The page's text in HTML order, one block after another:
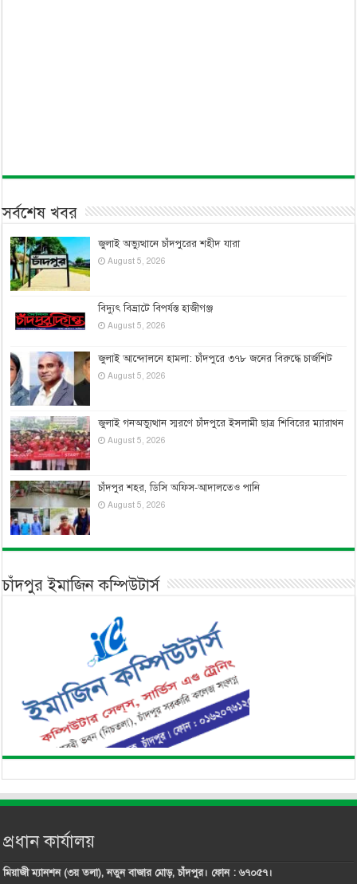
সর্বশেষ খবর
জুলাই অভ্যুত্থানে চাঁদপুরের শহীদ যারা
August 5, 2026
বিদ্যুৎ বিভ্রাটে বিপর্যস্ত হাজীগঞ্জ
August 5, 2026
জুলাই আন্দোলনে হামলা: চাঁদপুরে ৩৭৮ জনের বিরুদ্ধে চার্জশিট
August 5, 2026
জুলাই গনঅভ্যুত্থান স্মরণে চাঁদপুরে ইসলামী ছাত্র শিবিরের ম্যারাথন
August 5, 2026
চাঁদপুর শহর, ডিসি অফিস-আদালতেও পানি
August 5, 2026
চাঁদপুর ইমাজিন কম্পিউটার্স
প্রধান কার্যালয়
মিয়াজী ম্যানশন (৩য় তলা), নতুন বাজার মোড়, চাঁদপুর। ফোন : ৬৭০৫৭।